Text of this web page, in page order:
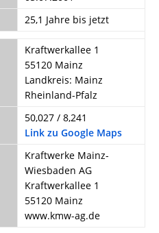
25,1 Jahre bis jetzt
Kraftwerkallee 1
55120 Mainz
Landkreis: Mainz
Rheinland-Pfalz
50,027 / 8,241
Link zu Google Maps
Kraftwerke Mainz-
Wiesbaden AG
Kraftwerkallee 1
55120 Mainz
www.kmw-ag.de